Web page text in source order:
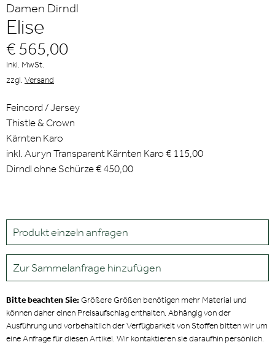
Damen Dirndl
Elise
€ 565,00
Inkl. MwSt.
zzgl. Versand
Feincord / Jersey
Thistle & Crown
Kärnten Karo
inkl. Auryn Transparent Kärnten Karo € 115,00
Dirndl ohne Schürze € 450,00
Produkt einzeln anfragen
Zur Sammelanfrage hinzufügen
Bitte beachten Sie:Größere Größen benötigen mehr Material und
können daher einen Preisaufschlag enthalten. Abhängig von der
Ausführung und vorbehaltlich der Verfügbarkeit von Stoffen bitten wir um
eine Anfrage für diesen Artikel. Wir kontaktieren sie daraufhin persönlich.